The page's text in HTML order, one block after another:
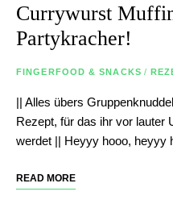
Currywurst
Partykracher!
FINGERFOOD & SNACKS /
|| Alles übers
Rezept, für das ihr vor lauter
werdet || Heyyy hooo, heyyy
READ MORE